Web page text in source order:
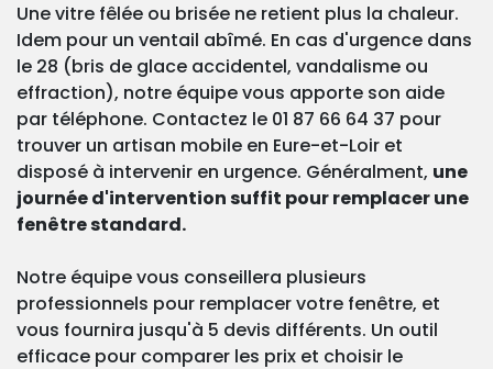
Une vitre fêlée ou brisée ne retient plus la chaleur.
Idem pour un ventail abîmé. En cas d'urgence dans
le 28 (bris de glace accidentel, vandalisme ou
effraction), notre équipe vous apporte son aide
par téléphone. Contactez le 01 87 66 64 37 pour
trouver un artisan mobile en Eure-et-Loir et
disposé à intervenir en urgence. Généralment, une
journée d'intervention suffit pour remplacer une
fenêtre standard.
Notre équipe vous conseillera plusieurs
professionnels pour remplacer votre fenêtre, et
vous fournira jusqu'à 5 devis différents. Un outil
efficace pour comparer les prix et choisir le